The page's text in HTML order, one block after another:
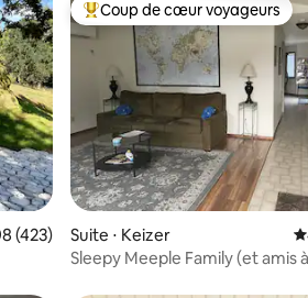
: 4,98 sur 5
moyenne sur la base de 423
(423)
Coups de cœur voyageurs les
Coup de cœur voyageurs
Suite ⋅ Keizer
Sleepy Meeple Family (et amis